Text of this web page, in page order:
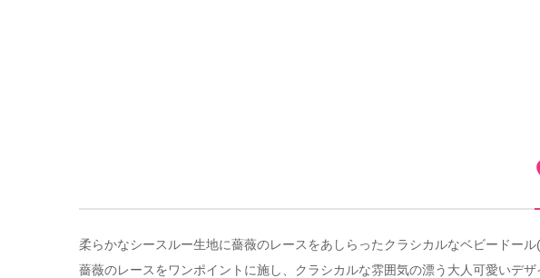
柔らかなシースルー生地に薔薇のレースをあしらったクラシカルなベビードー
薔薇のレースをワンポイントに施し、クラシカルな雰囲気の漂う大人可愛いデ